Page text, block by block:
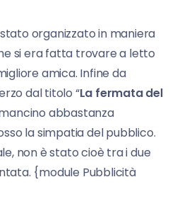
organizzato in maniera
si era fatta trovare a letto
amica. Infine da
dal titolo “La fermata del
abbastanza
la simpatia del pubblico.
non è stato cioè tra i due
{module Pubblicità